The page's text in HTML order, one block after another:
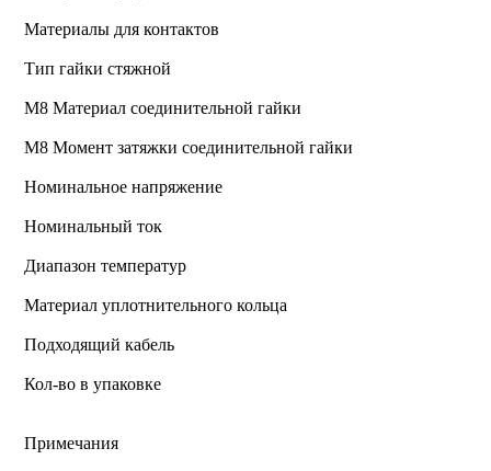
Материалы для контактов
Тип гайки стяжной
М8 Материал соединительной гайки
M8 Момент затяжки соединительной гайки
Номинальное напряжение
Номинальный ток
Диапазон температур
Материал уплотнительного кольца
Подходящий кабель
Кол-во в упаковке
Примечания